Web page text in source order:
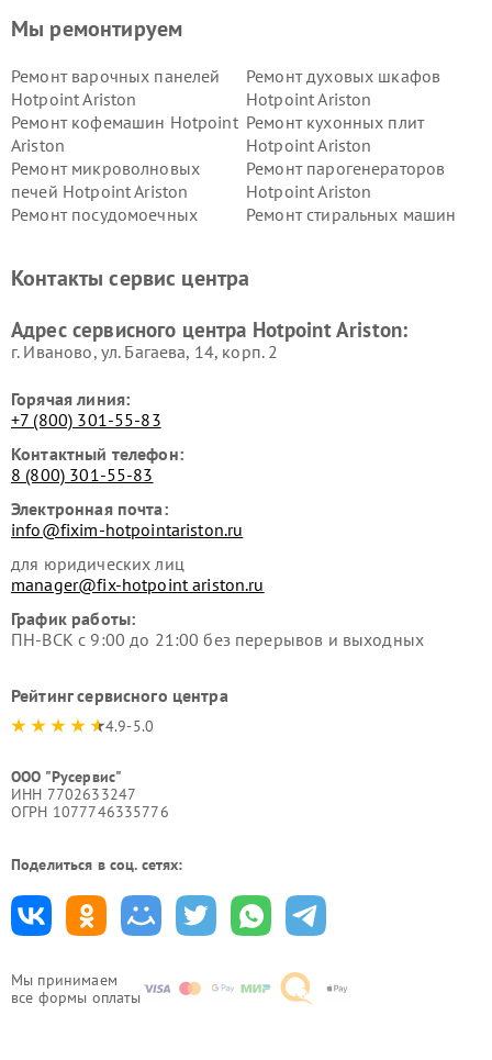
Мы принимаем
все формы оплаты
Мы ремонтируем
Ремонт варочных панелей
Hotpoint Ariston
Ремонт духовых шкафов
Hotpoint Ariston
Ремонт кофемашин Hotpoint
Ariston
Ремонт кухонных плит
Hotpoint Ariston
Ремонт микроволновых
печей Hotpoint Ariston
Ремонт парогенераторов
Hotpoint Ariston
Ремонт посудомоечных
Ремонт стиральных машин
Hotpoint Ariston
Hotpoint Ariston
Ariston
Hotpoint Ariston
Контакты сервис центра
Адрес сервисного центра Hotpoint Ariston:
г. Иваново, ул. Багаева, 14, корп. 2
Горячая линия:
+7 (800) 301-55-83
Контактный телефон:
8 (800) 301-55-83
Электронная почта:
info@fixim-hotpointariston.ru
для юридических лиц
manager@fix-hotpoint ariston.ru
График работы:
ПН-ВСК с 9:00 до 21:00 без перерывов и выходных
Рейтинг сервисного центра
4.9-5.0
ООО "Русервис"
ИНН 7702633247
ОГРН 1077746335776
Поделиться в соц. сетях: